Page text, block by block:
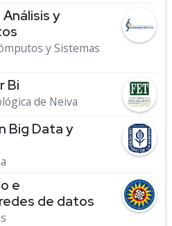
y
y Sistemas
Bi
de Neiva
Big Data y
e
de datos